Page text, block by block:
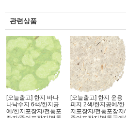
관련상품
[오늘출고] 한지 바나
나낙수지 6색/한지공
예/한지포장지/전통포
[오늘출고] 한지 운용
피지 2색/한지공예/한
지포장지/전통포장지/